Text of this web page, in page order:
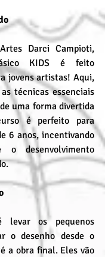
Darci Campioti,
KIDS é feito
jovens artistas! Aqui,
técnicas essenciais
uma forma divertida
é perfeito para
6 anos, incentivando
desenvolvimento
levar os pequenos
o desenho desde o
a obra final. Eles vão